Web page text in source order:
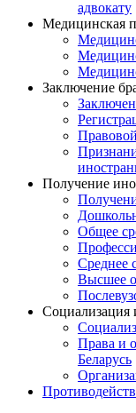
адвокату
Медицинская
Заключение
Получение
Общее
Среднее
Высшее
Социализация
Права и
Беларусь